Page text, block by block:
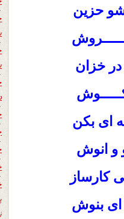
مشو حزین
در خزان
ای بکن
و انوش
کارساز
ای بنوش